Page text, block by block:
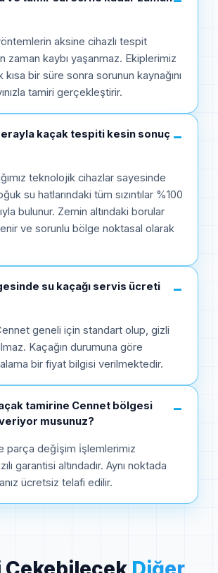
aksine cihazlı tespit
zaman kaybı yaşanmaz. Ekiplerimiz
bir süre sonra sorunun kaynağını
tamiri gerçekleştirir.
kaçak tespiti kesin sonuç −
teknolojik cihazlar sayesinde
su hatlarındaki tüm sızıntılar %100
bulunur. Zemin altındaki borular
ve sorunlu bölge noktasal olarak
su kaçağı servis ücreti
−
geneli için standart olup, gizli
Kaçağın durumuna göre
bir fiyat bilgisi verilmektedir.
tamirine Cennet bölgesi
musunuz?
−
parça deği̇şim i̇şlemlerimiz
garantisi altındadır. Aynı noktada
ücretsiz telafi edilir.